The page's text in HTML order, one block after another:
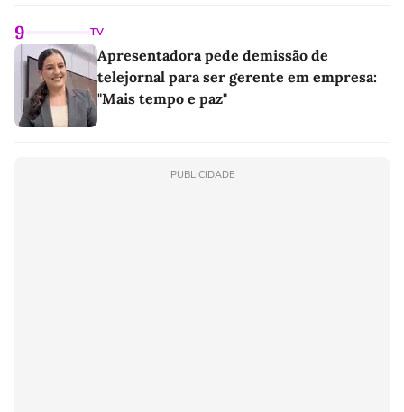
9 TV
Apresentadora pede demissão de
telejornal para ser gerente em empresa:
"Mais tempo e paz"
PUBLICIDADE